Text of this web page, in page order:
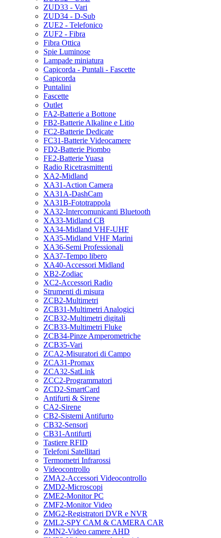
ZUD33 - Vari
ZUD34 - D-Sub
ZUE2 - Telefonico
ZUF2 - Fibra
Fibra Ottica
Spie Luminose
Lampade miniatura
Capicorda - Puntali - Fascette
Capicorda
Puntalini
Fascette
Outlet
FA2-Batterie a Bottone
FB2-Batterie Alkaline e Litio
FC2-Batterie Dedicate
FC31-Batterie Videocamere
FD2-Batterie Piombo
FE2-Batterie Yuasa
Radio Ricetrasmittenti
XA2-Midland
XA31-Action Camera
XA31A-DashCam
XA31B-Fototrappola
XA32-Intercomunicanti Bluetooth
XA33-Midland CB
XA34-Midland VHF-UHF
XA35-Midland VHF Marini
XA36-Semi Professionali
XA37-Tempo libero
XA40-Accessori Midland
XB2-Zodiac
XC2-Accessori Radio
Strumenti di misura
ZCB2-Multimetri
ZCB31-Multimetri Analogici
ZCB32-Multimetri digitali
ZCB33-Multimetri Fluke
ZCB34-Pinze Amperometriche
ZCB35-Vari
ZCA2-Misuratori di Campo
ZCA31-Promax
ZCA32-SatLink
ZCC2-Programmatori
ZCD2-SmartCard
Antifurti & Sirene
CA2-Sirene
CB2-Sistemi Antifurto
CB32-Sensori
CB31-Antifurti
Tastiere RFID
Telefoni Satellitari
Termometri Infrarossi
Videocontrollo
ZMA2-Accessori Videocontrollo
ZMD2-Microscopi
ZME2-Monitor PC
ZMF2-Monitor Video
ZMG2-Registratori DVR e NVR
ZML2-SPY CAM & CAMERA CAR
ZMN2-Video camere AHD